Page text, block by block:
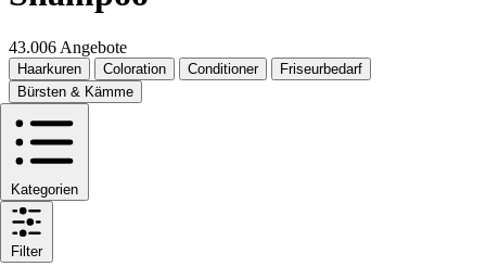
43.006 Angebote
Haarkuren Coloration Conditioner
Friseurbedarf
Bürsten & Kämme
Kategorien
Filter